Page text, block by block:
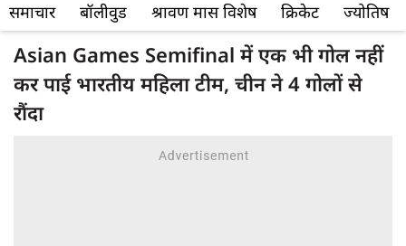
समाचार बॉलीवुड श्रावण मास विशेष क्रिकेट ज्योतिष
Asian Games Semifinal में एक भी गोल नहीं
कर पाई भारतीय महिला टीम, चीन ने 4 गोलों से
रौंदा